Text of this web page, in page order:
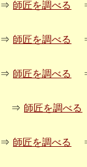
⇒ 師匠を調べる
⇒ 師匠を調べる
⇒ 師匠を調べる
⇒ 師匠を調べる
⇒ 師匠を調べる